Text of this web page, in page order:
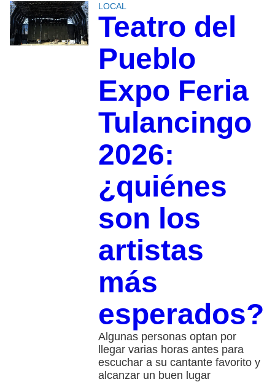
LOCAL
Teatro del
Pueblo
Expo Feria
Tulancingo
2026:
¿quiénes
son los
artistas
más
esperados?
Algunas personas optan por
llegar varias horas antes para
escuchar a su cantante favorito y
alcanzar un buen lugar